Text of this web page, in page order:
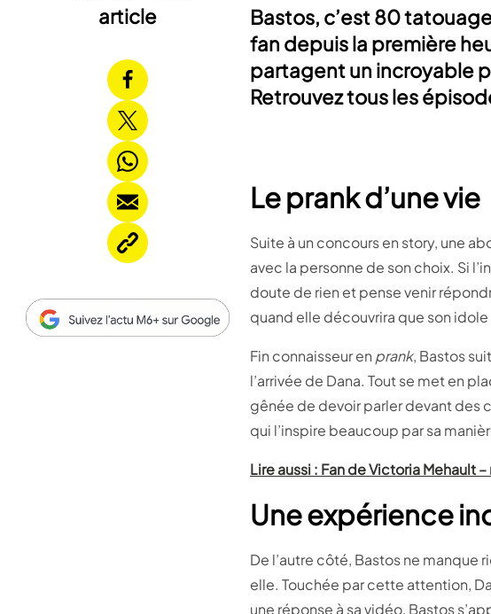
article
Bastos, c’est 80
fan depuis la première
partagent un incroyable
Retrouvez tous les
Le prank d’une vie
Suite à un concours en story, une
avec la personne de son choix. Si
doute de rien et pense venir
quand elle découvrira que son idole
Fin connaisseur en prank, Bastos
l’arrivée de Dana. Tout se met en
gênée de devoir parler devant des
qui l’inspire beaucoup par sa
Lire aussi : Fan de Victoria Mehault
Une expérience
De l’autre côté, Bastos ne manque
elle. Touchée par cette attention,
une réponse à sa vidéo, Bastos